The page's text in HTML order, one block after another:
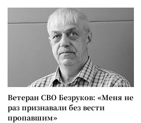
Ветеран СВО Безруков: «Меня не
раз признавали без вести
пропавшим»